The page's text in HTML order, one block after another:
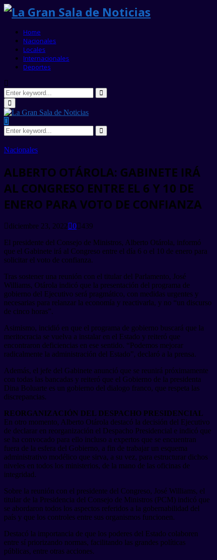
Home
Nacionales
Locales
Internacionales
Deportes
Search
for:
Search
Primary
Menu
Search
for:
Search
Nacionales
ALBERTO OTÁROLA: GABINETE IRÁ
AL CONGRESO ENTRE EL 6 Y 10 DE
ENERO PARA VOTO DE CONFIANZA
diciembre 23, 2022 0 439
El presidente del Consejo de Ministros, Alberto Otárola, informó
que el Gabinete irá al Congreso entre el día 6 o el 10 de enero para
solicitar el voto de confianza.
Tras sostener una reunión con el titular del Parlamento, José
Williams, Otárola indicó que la presentación del programa de
gobierno del Ejecutivo será pragmático, con medidas urgentes y
necesarias para relanzar la economía y reactivarla, y no “un discurso
de cinco horas”.
Asimismo, incidió en que el programa de gobierno buscará que la
meritocracia se vuelva a instalar en el Estado y reiteró que
encontraron deficiencias en ese sentido. “Podemos mejorar
radicalmente la administración del Estado”, declaró a la prensa.
Además, el jefe del Gabinete anunció que se reunirá próximamente
con todas las bancadas y reiteró que el Gobierno de la presidenta
Dina Boluarte es un gobierno del dialogo franco, que respeta las
discrepancias.
REORGANIZACIÓN DEL DESPACHO PRESIDENCIAL
En otro momento, Alberto Otárola destacó la decisión del Ejecutivo
de declarar en reorganización el Despacho Presidencial e indicó que
se ha convocado para ello incluso a expertos que se encuentran
fuera de la esfera del Gobierno, a fin de trabajar un esquema
administrativo modélico que sirva, a su vez, para estructurar dichos
niveles en todos los ministerios, de la mano de las oficinas de
integridad.
Sobre la reunión con el presidente del Congreso, José Williams, el
titular de la Presidencia del Consejo de Ministros (PCM) indicó que
se abordaron todos los aspectos referidos a la gobernabilidad del
país y que los controles entre sus organismos funcionen.
Destacó la importancia de que los poderes del Estado colaboren
entre sí priorizando normas, facilitando las grandes políticas
públicas, entre otras acciones.